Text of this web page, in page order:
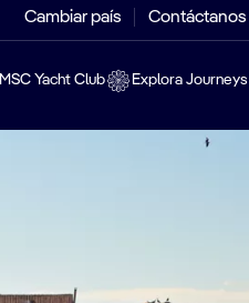
Cambiar país Contáctanos
MSC Yacht Club Explora Journeys